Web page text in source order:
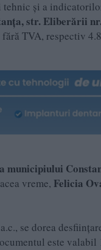
şi a
str. Eliberării
TVA, respectiv
municipiului
vreme, Felicia
se dorea
este